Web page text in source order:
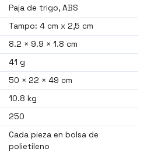
Paja de trigo, ABS
Tampo: 4 cm x 2,5 cm
8.2 × 9.9 × 1.8 cm
41 g
50 × 22 × 49 cm
10.8 kg
250
Cada pieza en bolsa de
polietileno